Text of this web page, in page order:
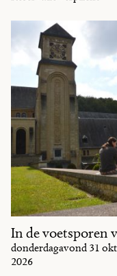
In de voetsporen
donderdagavond 31
2026